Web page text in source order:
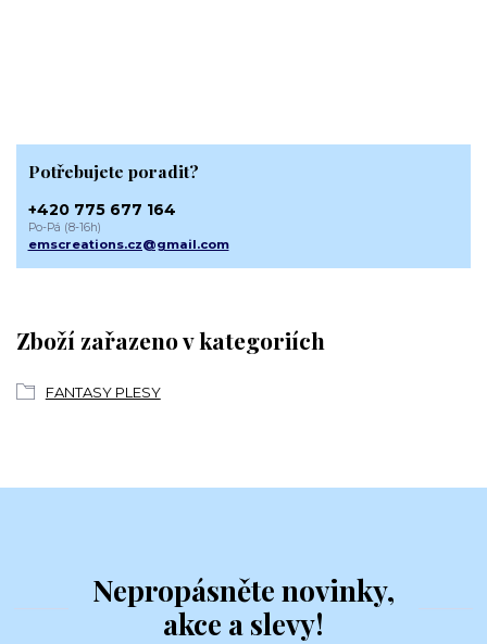
Zboží zařazeno v kategoriích
FANTASY PLESY
Potřebujete poradit?
+420 775 677 164
Po-Pá (8-16h)
emscreations.cz@gmail.com
Nepropásněte novinky,
akce a slevy!